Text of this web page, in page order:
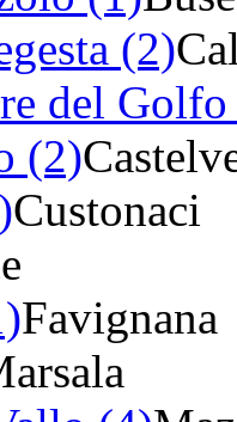
(2)
del
(2)
Custonaci
Favignana